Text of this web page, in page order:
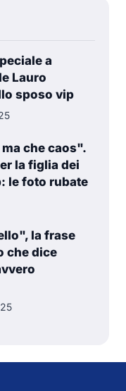
a
Lauro
sposo vip
che caos".
la figlia dei
le foto rubate
la frase
che dice